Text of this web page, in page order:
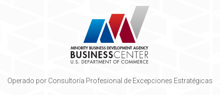
Operado por Consultoría Profesional de Excepciones Estratégicas